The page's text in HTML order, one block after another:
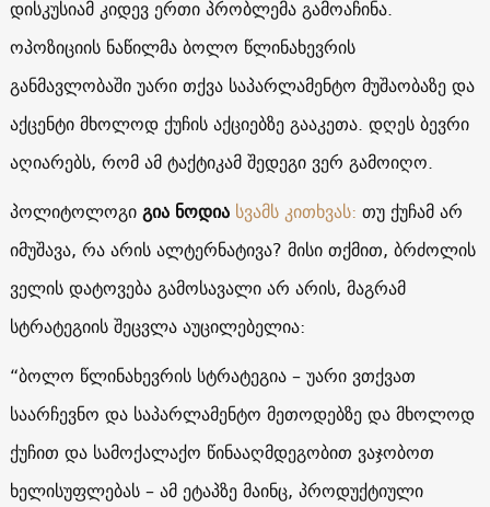
დისკუსიამ კიდევ ერთი პრობლემა გამოაჩინა.
ოპოზიციის ნაწილმა ბოლო წლინახევრის
განმავლობაში უარი თქვა საპარლამენტო მუშაობაზე და
აქცენტი მხოლოდ ქუჩის აქციებზე გააკეთა. დღეს ბევრი
აღიარებს, რომ ამ ტაქტიკამ შედეგი ვერ გამოიღო.
პოლიტოლოგიგია ნოდია სვამს კითხვას: თუ ქუჩამ არ
იმუშავა, რა არის ალტერნატივა? მისი თქმით, ბრძოლის
ველის დატოვება გამოსავალი არ არის, მაგრამ
სტრატეგიის შეცვლა აუცილებელია:
“ბოლო წლინახევრის სტრატეგია – უარი ვთქვათ
საარჩევნო და საპარლამენტო მეთოდებზე და მხოლოდ
ქუჩით და სამოქალაქო წინააღმდეგობით ვაჯობოთ
ხელისუფლებას – ამ ეტაპზე მაინც, პროდუქტიული